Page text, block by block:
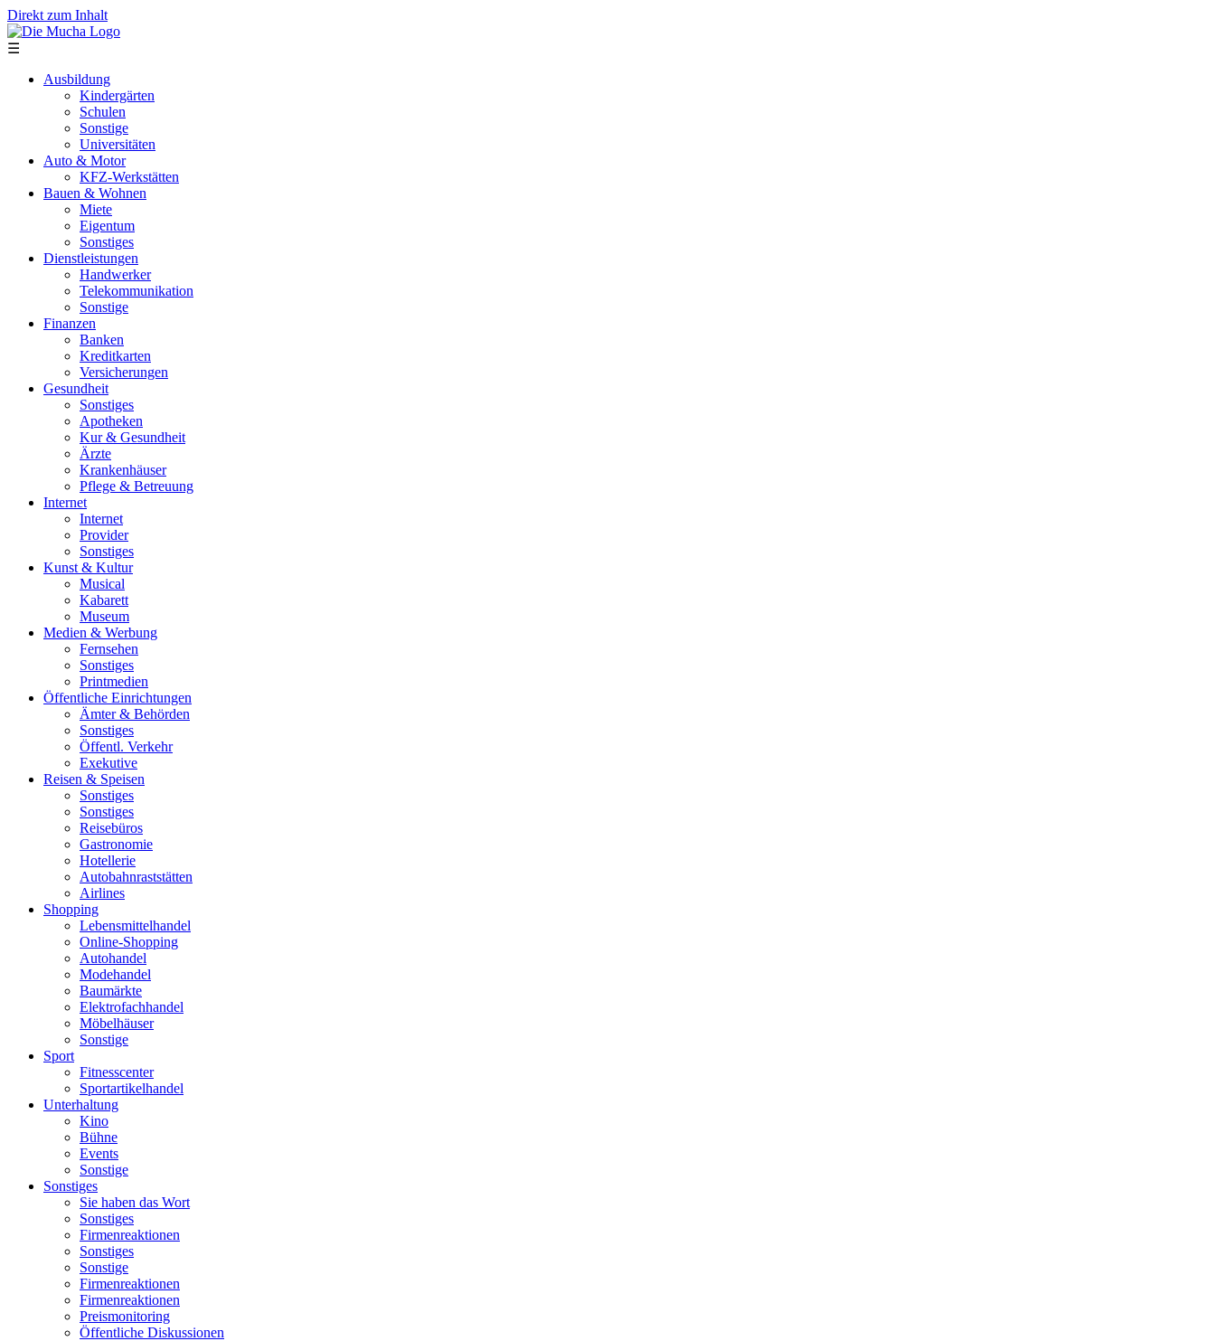
Direkt zum Inhalt
☰
Ausbildung
Kindergärten
Schulen
Sonstige
Universitäten
Auto & Motor
KFZ-Werkstätten
Bauen & Wohnen
Miete
Eigentum
Sonstiges
Dienstleistungen
Handwerker
Telekommunikation
Sonstige
Finanzen
Banken
Kreditkarten
Versicherungen
Gesundheit
Sonstiges
Apotheken
Kur & Gesundheit
Ärzte
Krankenhäuser
Pflege & Betreuung
Internet
Internet
Provider
Sonstiges
Kunst & Kultur
Musical
Kabarett
Museum
Medien & Werbung
Fernsehen
Sonstiges
Printmedien
Öffentliche Einrichtungen
Ämter & Behörden
Sonstiges
Öffentl. Verkehr
Exekutive
Reisen & Speisen
Sonstiges
Sonstiges
Reisebüros
Gastronomie
Hotellerie
Autobahnraststätten
Airlines
Shopping
Lebensmittelhandel
Online-Shopping
Autohandel
Modehandel
Baumärkte
Elektrofachhandel
Möbelhäuser
Sonstige
Sport
Fitnesscenter
Sportartikelhandel
Unterhaltung
Kino
Bühne
Events
Sonstige
Sonstiges
Sie haben das Wort
Sonstiges
Firmenreaktionen
Sonstiges
Sonstige
Firmenreaktionen
Firmenreaktionen
Preismonitoring
Öffentliche Diskussionen